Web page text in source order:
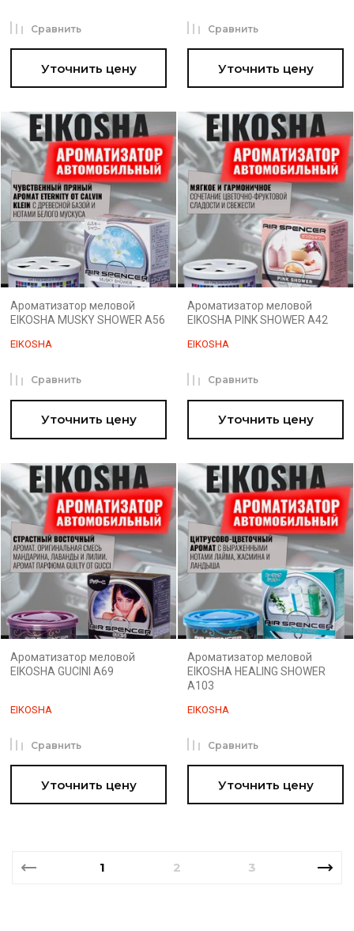
Уточнить цену
Сравнить
Уточнить цену
Сравнить
Ароматизатор меловой
EIKOSHA MUSKY SHOWER A56
EIKOSHA
Уточнить цену
Сравнить
Ароматизатор меловой
EIKOSHA PINK SHOWER A42
EIKOSHA
Уточнить цену
Сравнить
Ароматизатор меловой
EIKOSHA GUCINI A69
EIKOSHA
Уточнить цену
Сравнить
Ароматизатор меловой
EIKOSHA HEALING SHOWER
A103
EIKOSHA
Уточнить цену
Сравнить
1 2 3